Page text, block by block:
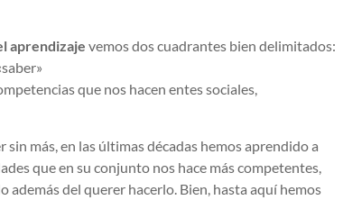
aprendizaje vemos dos cuadrantes bien delimitados:
que nos hacen entes sociales,
más, en las últimas décadas hemos aprendido a
que en su conjunto nos hace más competentes,
además del querer hacerlo. Bien, hasta aquí hemos